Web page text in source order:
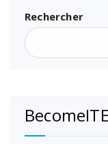
Rechercher